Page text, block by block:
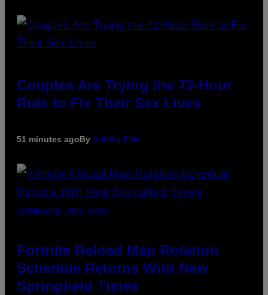
Couples Are Trying the 72-Hour
Rule to Fix Their Sex Lives
51 minutes agoBy Ashley Fike
SCREENSHOT: EPIC GAMES
Fortnite Reload Map Rotation
Schedule Returns With New
Springfield Times